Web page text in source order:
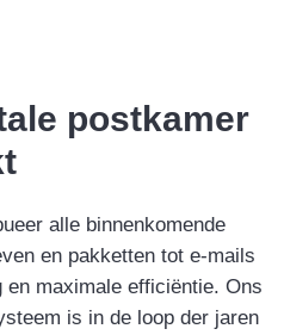
postkamer
alle binnenkomende
en pakketten tot e-mails
en maximale efficiëntie. Ons
is in de loop der jaren